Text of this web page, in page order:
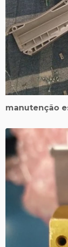
manutenção